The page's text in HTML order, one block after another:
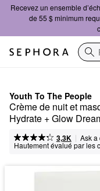
Recevez un ensemble
de 55 $ minimum
Youth To The People
Crème de nuit et
Hydrate + Glow
3,3K | Ask a
Hautement évalué par les